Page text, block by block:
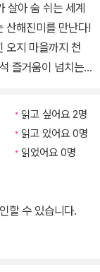
산해진미를 만난다!
지 마을까지 천
즐거움이 넘치는
막, 초원, 고원, 만
넓고 다채로운 땅
의 19%를 차지
가인 중국은 길고
읽고 싶어요 2명
읽고 있어요 0명
읽었어요 0명
할 수 있습니다.